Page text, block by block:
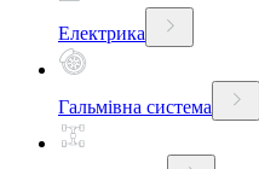
Електрика
Гальмівна система